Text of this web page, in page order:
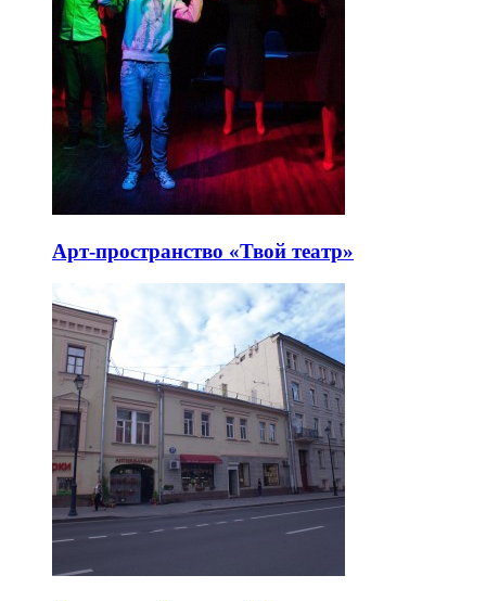
Арт-пространство «Твой театр»